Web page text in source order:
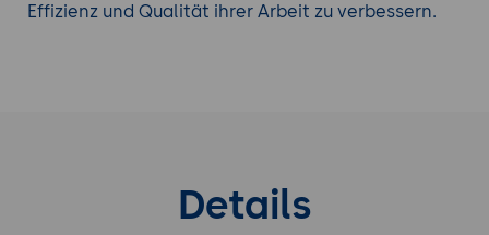
performant und benutzerfreundlich zu gestalten.
Effizienz und Qualität ihrer Arbeit zu verbessern.
Details